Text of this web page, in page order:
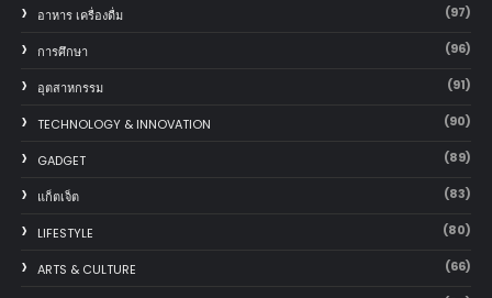
อาหาร เครื่องดื่ม (97)
การศึกษา (96)
อุตสาหกรรม (91)
TECHNOLOGY & INNOVATION (90)
GADGET (89)
แก็ตเจ็ต (83)
LIFESTYLE (80)
ARTS & CULTURE (66)